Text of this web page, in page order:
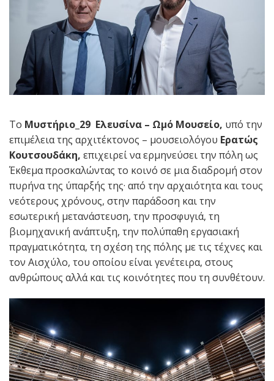
Το Μυστήριο_29 Ελευσίνα – Ωμό Μουσείο, υπό την
επιμέλεια της αρχιτέκτονος – μουσειολόγου Ερατώς
Κουτσουδάκη, επιχειρεί να ερμηνεύσει την πόλη ως
Έκθεμα προσκαλώντας το κοινό σε μια διαδρομή στον
πυρήνα της ύπαρξής της· από την αρχαιότητα και τους
νεότερους χρόνους, στην παράδοση και την
εσωτερική μετανάστευση, την προσφυγιά, τη
βιομηχανική ανάπτυξη, την πολύπαθη εργασιακή
πραγματικότητα, τη σχέση της πόλης με τις τέχνες και
τον Αισχύλο, του οποίου είναι γενέτειρα, στους
ανθρώπους αλλά και τις κοινότητες που τη συνθέτουν.